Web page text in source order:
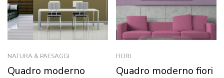
NATURA & PAESAGGI
Quadro moderno
FIORI
Quadro moderno fiori